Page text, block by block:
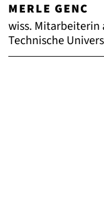
MERLE GENC
wiss. Mitarbeiterin
Technische